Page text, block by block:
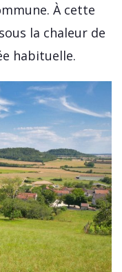
À cette
la chaleur de
habituelle.